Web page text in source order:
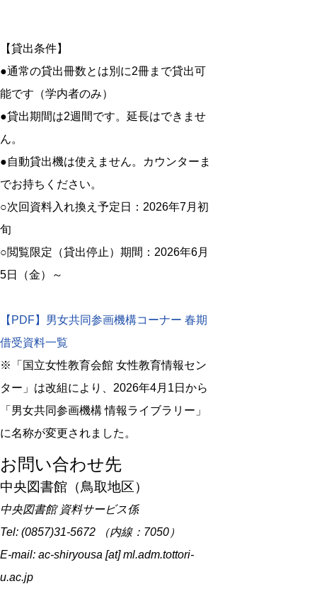
【貸出条件】
●通常の貸出冊数とは別に2冊まで貸出可
能です（学内者のみ）
●貸出期間は2週間です。延長はできませ
ん。
●自動貸出機は使えません。カウンターま
でお持ちください。
○次回資料入れ換え予定日：2026年7月初
旬
○閲覧限定（貸出停止）期間：2026年6月
5日（金）～
【PDF】男女共同参画機構コーナー 春期
借受資料一覧
※「国立女性教育会館 女性教育情報セン
ター」は改組により、2026年4月1日から
「男女共同参画機構 情報ライブラリー」
に名称が変更されました。
お問い合わせ先
中央図書館（鳥取地区）
中央図書館 資料サービス係
Tel: (0857)31-5672 （内線：7050）
E-mail: ac-shiryousa [at] ml.adm.tottori-
u.ac.jp